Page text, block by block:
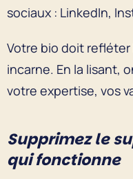
sociaux : LinkedIn,
Votre bio doit refléter
incarne. En la lisant,
votre expertise, vos
Supprimez le
qui fonctionne